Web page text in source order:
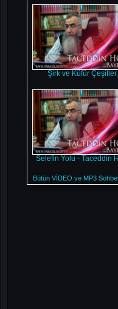
Şirk ve Küfür
Selefin Yolu - Taceddin
Bütün VİDEO ve MP3